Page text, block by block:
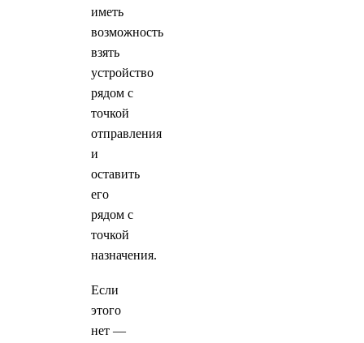
иметь
возможность
взять
устройство
рядом с
точкой
отправления
и
оставить
его
рядом с
точкой
назначения.
Если
этого
нет —